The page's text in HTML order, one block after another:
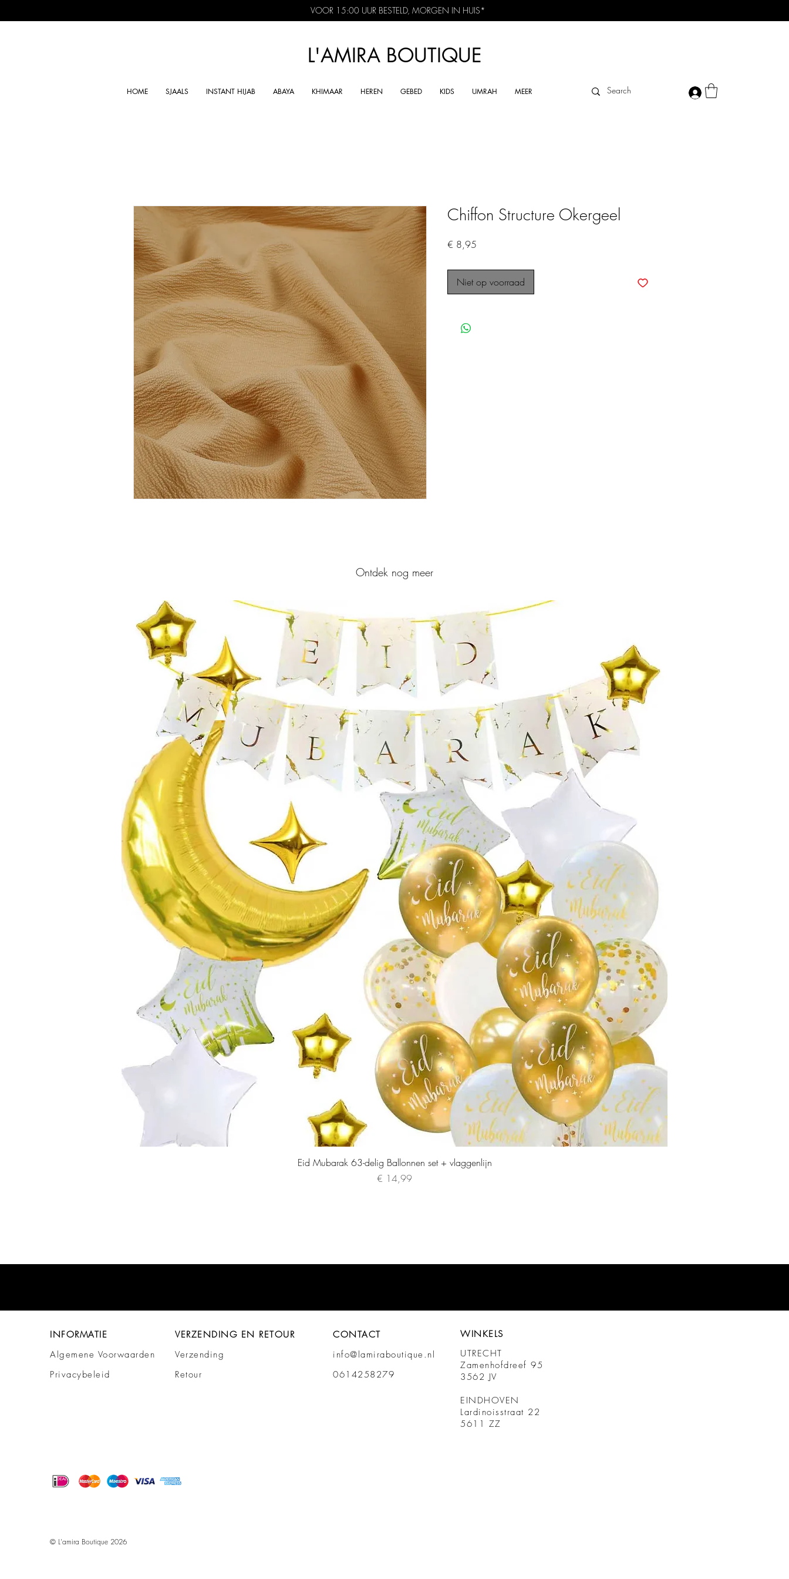
VOOR 15:00 UUR BESTELD, MORGEN IN HUIS*
L'AMIRA BOUTIQUE
HOME SJAALS INSTANT HIJAB ABAYA KHIMAAR HEREN GEBED KIDS UMRAH MEER
Chiffon Structure Okergeel
€ 8,95
Niet op voorraad
Ontdek nog meer
Eid Mubarak 63-delig Ballonnen set + vlaggenlijn
Prijs
€ 14,99
INFORMATIE
Algemene Voorwaarden
Privacybeleid
VERZENDING EN RETOUR
Verzending
Retour
CONTACT
info@lamiraboutique.nl
0614258279
WINKELS
UTRECHT
Zamenhofdreef 95
3562 JV
EINDHOVEN
Lardinoisstraat 22
5611 ZZ
© L'amira Boutique 2026